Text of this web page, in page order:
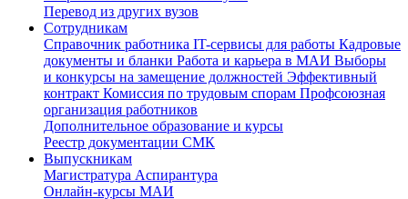
Перевод из других вузов
Сотрудникам
Cправочник работника IT-сервисы для работы Кадровые
документы и бланки Работа и карьера в МАИ Выборы
и конкурсы на замещение должностей Эффективный
контракт Комиссия по трудовым спорам Профсоюзная
организация работников
Дополнительное образование и курсы
Реестр документации СМК
Выпускникам
Магистратура Аспирантура
Онлайн-курсы МАИ